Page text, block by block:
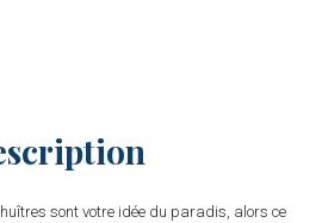
sont votre idée du paradis, alors ce